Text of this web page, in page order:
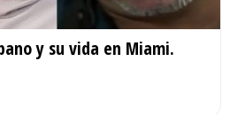
y su vida en Miami.